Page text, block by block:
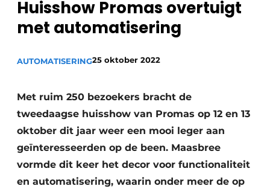
Vacature aanmelden
Vacatures
Huisshow Promas overtuigt
met automatisering
AUTOMATISERING25 oktober 2022
Met ruim 250 bezoekers bracht de
tweedaagse huisshow van Promas op 12 en 13
oktober dit jaar weer een mooi leger aan
geïnteresseerden op de been. Maasbree
vormde dit keer het decor voor functionaliteit
en automatisering, waarin onder meer de op